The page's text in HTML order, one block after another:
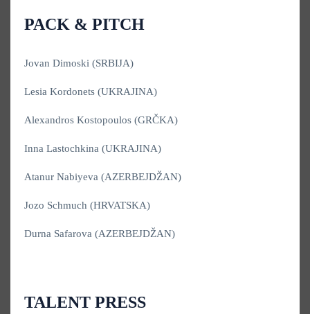
PACK & PITCH
Jovan Dimoski (SRBIJA)
Lesia Kordonets (UKRAJINA)
Alexandros Kostopoulos (GRČKA)
Inna Lastochkina (UKRAJINA)
Atanur Nabiyeva (AZERBEJDŽAN)
Jozo Schmuch (HRVATSKA)
Durna Safarova (AZERBEJDŽAN)
TALENT PRESS